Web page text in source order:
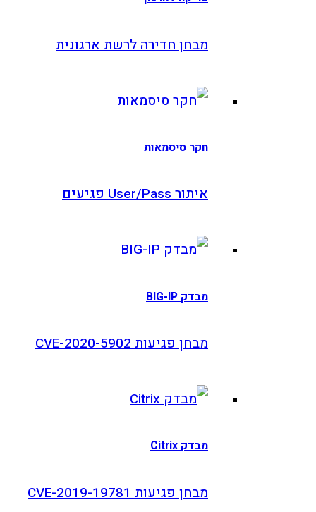
מבחן חדירה לרשת ארגונית
חקר סיסמאות
מבחן פגיעות CVE-2020-5902
מבחן פגיעות CVE-2019-19781